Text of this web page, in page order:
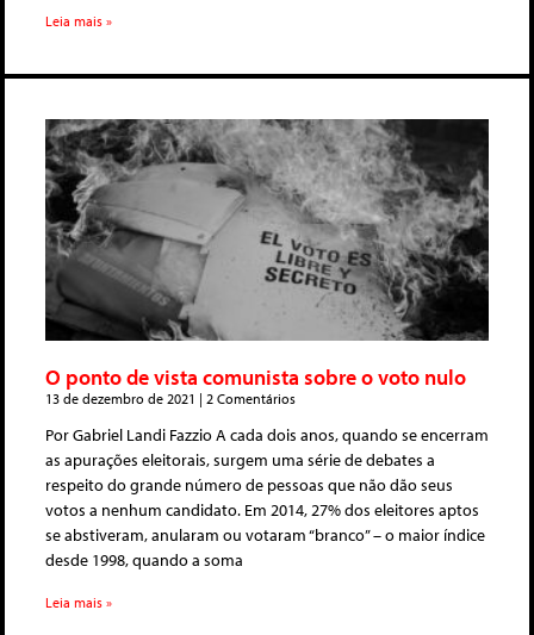
Leia mais »
O ponto de vista comunista sobre o voto nulo
13 de dezembro de 2021 2 Comentários
Por Gabriel Landi Fazzio A cada dois anos, quando se encerram
as apurações eleitorais, surgem uma série de debates a
respeito do grande número de pessoas que não dão seus
votos a nenhum candidato. Em 2014, 27% dos eleitores aptos
se abstiveram, anularam ou votaram “branco” – o maior índice
desde 1998, quando a soma
Leia mais »